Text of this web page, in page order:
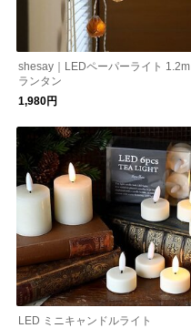
shesay｜LEDペーパーライト 1.2m
ランタン
1,980円
LED ミニキャンドルライト